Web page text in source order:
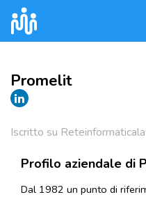
Promelit
Iscritto su
Profilo aziendale di
Dal 1982 un punto di